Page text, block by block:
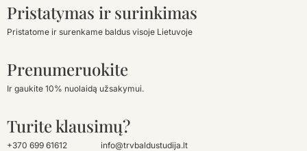
Pristatymas ir surinkimas
Pristatome ir surenkame baldus visoje Lietuvoje
Prenumeruokite
Ir gaukite 10% nuolaidą užsakymui.
Turite klausimų?
+370 699 61612 info@trvbaldustudija.lt